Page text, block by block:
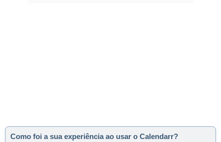
Como foi a sua experiência ao usar o Calendarr?